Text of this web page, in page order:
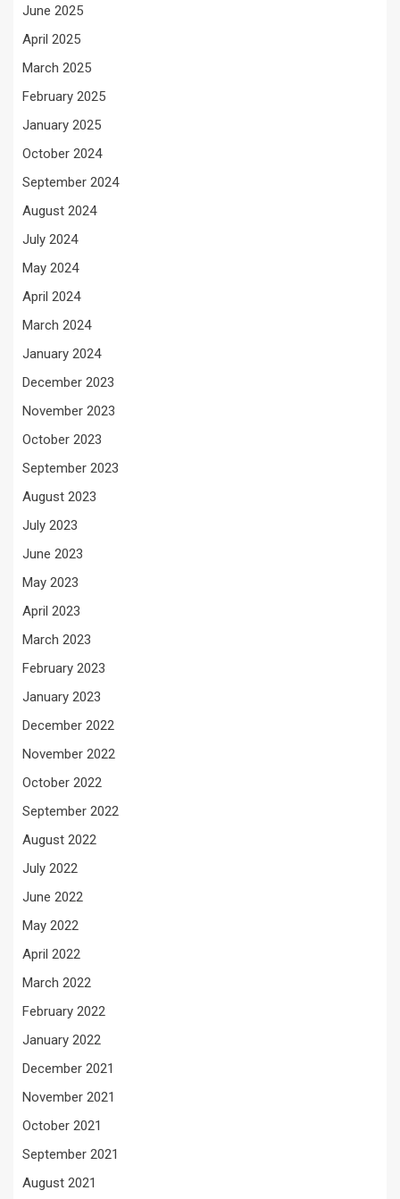
June 2025
April 2025
March 2025
February 2025
January 2025
October 2024
September 2024
August 2024
July 2024
May 2024
April 2024
March 2024
January 2024
December 2023
November 2023
October 2023
September 2023
August 2023
July 2023
June 2023
May 2023
April 2023
March 2023
February 2023
January 2023
December 2022
November 2022
October 2022
September 2022
August 2022
July 2022
June 2022
May 2022
April 2022
March 2022
February 2022
January 2022
December 2021
November 2021
October 2021
September 2021
August 2021